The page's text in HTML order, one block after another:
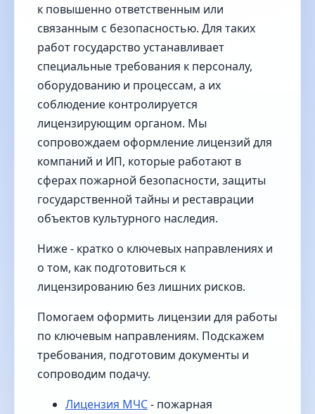
к повышенно ответственным или
связанным с безопасностью. Для таких
работ государство устанавливает
специальные требования к персоналу,
оборудованию и процессам, а их
соблюдение контролируется
лицензирующим органом. Мы
сопровождаем оформление лицензий для
компаний и ИП, которые работают в
сферах пожарной безопасности, защиты
государственной тайны и реставрации
объектов культурного наследия.
Ниже - кратко о ключевых направлениях и
о том, как подготовиться к
лицензированию без лишних рисков.
Помогаем оформить лицензии для работы
по ключевым направлениям. Подскажем
требования, подготовим документы и
сопроводим подачу.
Лицензия МЧС- пожарная